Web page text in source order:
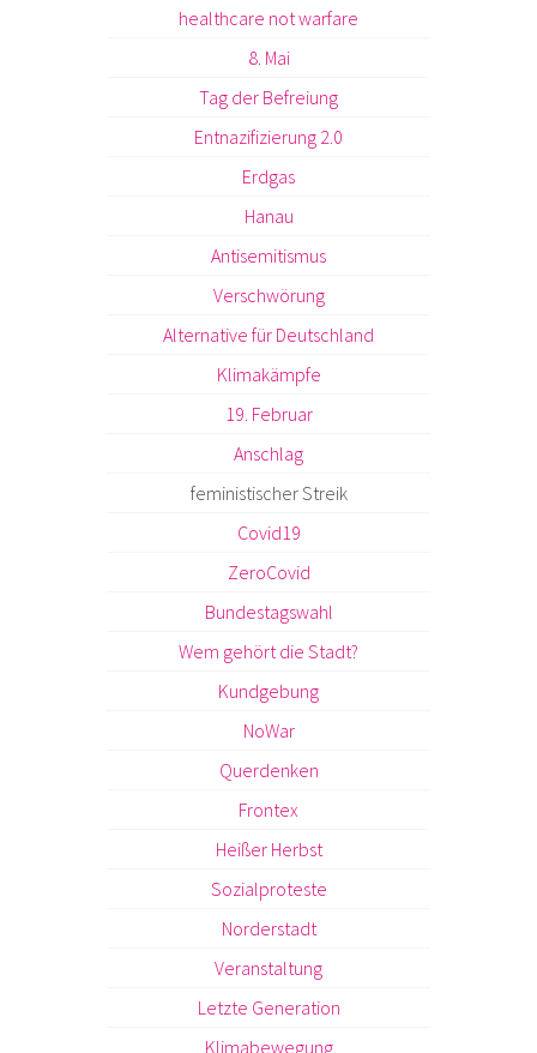
healthcare not warfare
8. Mai
Tag der Befreiung
Entnazifizierung 2.0
Erdgas
Hanau
Antisemitismus
Verschwörung
Alternative für Deutschland
Klimakämpfe
19. Februar
Anschlag
feministischer Streik
Covid19
ZeroCovid
Bundestagswahl
Wem gehört die Stadt?
Kundgebung
NoWar
Querdenken
Frontex
Heißer Herbst
Sozialproteste
Norderstadt
Veranstaltung
Letzte Generation
Klimabewegung